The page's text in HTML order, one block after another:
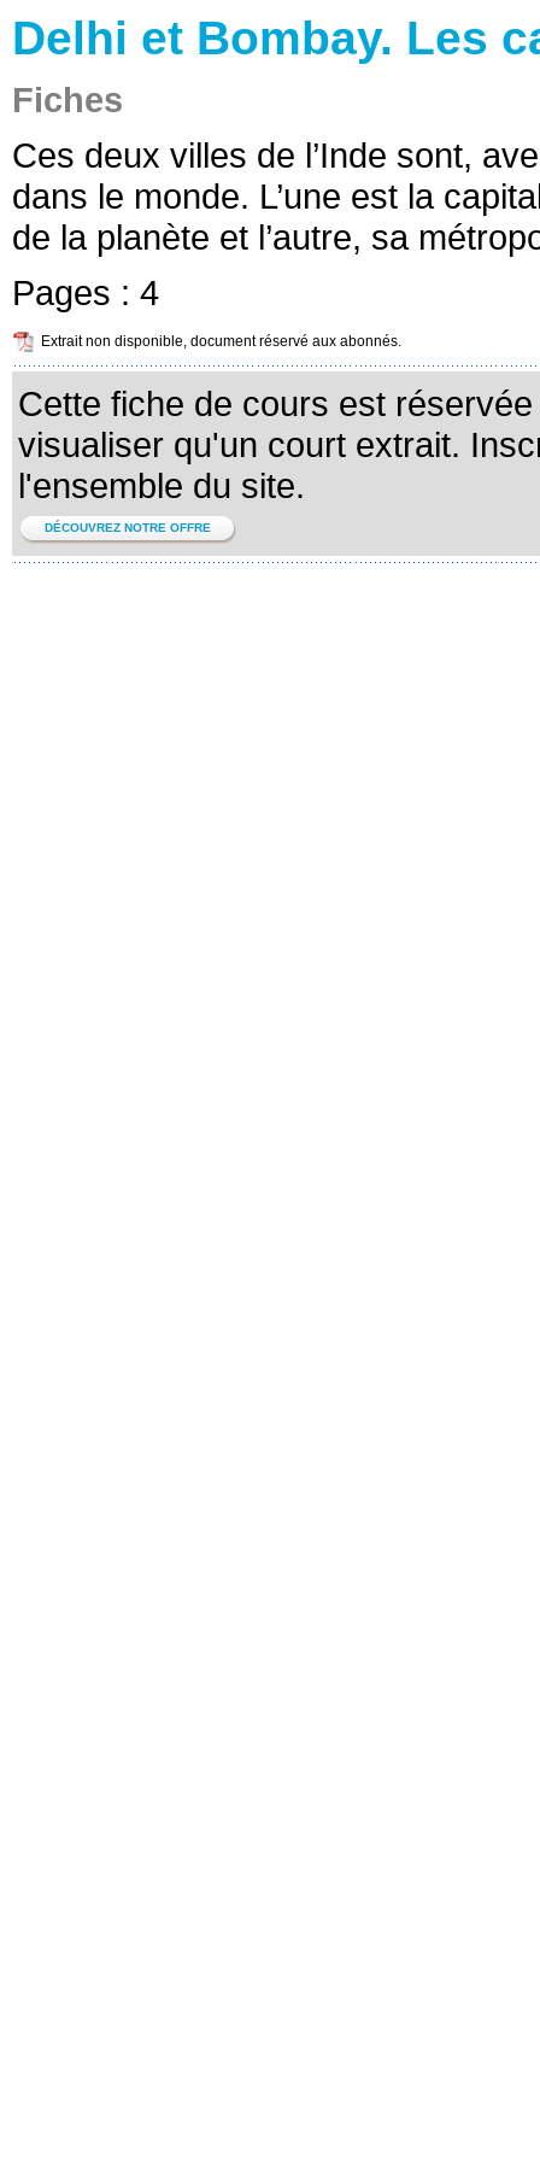
Delhi et Bombay. Les
Fiches
Ces deux villes de l’Inde sont,
dans le monde. L’une est la
de la planète et l’autre, sa
Pages : 4
Extrait non disponible, document réservé aux abonnés.
Cette fiche de cours est
visualiser qu'un court extrait.
l'ensemble du site.
DÉCOUVREZ NOTRE OFFRE